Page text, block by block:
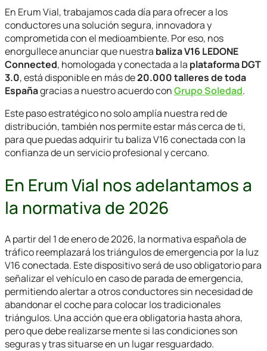
En Erum Vial, trabajamos cada día para ofrecer a los
conductores una solución segura, innovadora y
comprometida con el medioambiente. Por eso, nos
enorgullece anunciar que nuestra baliza V16 LEDONE
Connected, homologada y conectada a la plataforma DGT
3.0, está disponible en más de20.000 talleresde toda
Españagracias a nuestro acuerdo conGrupo Soledad.
Este paso estratégico no solo amplía nuestra red de
distribución, también nos permite estar más cerca de ti,
para que puedas adquirir tu baliza V16 conectada con la
confianza de un servicio profesional y cercano.
En Erum Vial nos adelantamos a
la normativa de 2026
A partir del 1 de enero de 2026, la normativa española de
tráfico reemplazará los triángulos de emergencia por la luz
V16 conectada. Este dispositivo será de uso obligatorio para
señalizar el vehículo en caso de parada de emergencia,
permitiendo alertar a otros conductores sin necesidad de
abandonar el coche para colocar los tradicionales
triángulos. Una acción que era obligatoria hasta ahora,
pero que debe realizarse mente si las condiciones son
seguras y tras situarse en un lugar resguardado.